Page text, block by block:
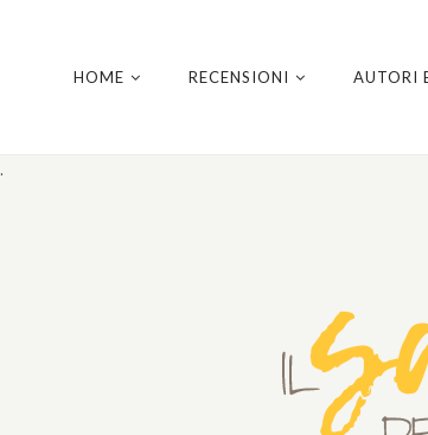
.
HOME RECENSIONI AUTORI